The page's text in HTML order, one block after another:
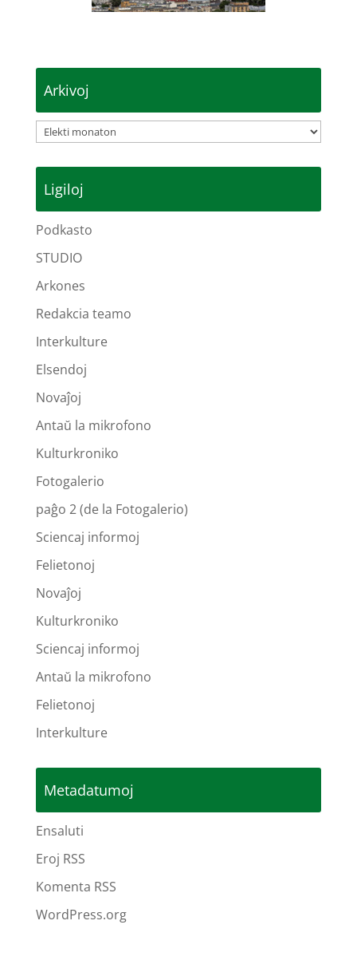
Arkivoj
Arkivoj
Ligiloj
Podkasto
STUDIO
Arkones
Redakcia teamo
Interkulture
Elsendoj
Novaĵoj
Antaŭ la mikrofono
Kulturkroniko
Fotogalerio
paĝo 2 (de la Fotogalerio)
Sciencaj informoj
Felietonoj
Novaĵoj
Kulturkroniko
Sciencaj informoj
Antaŭ la mikrofono
Felietonoj
Interkulture
Metadatumoj
Ensaluti
Eroj RSS
Komenta RSS
WordPress.org